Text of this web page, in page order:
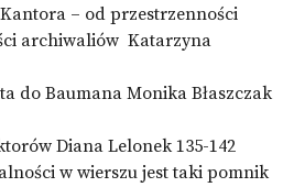
– od przestrzenności
archiwaliów Katarzyna
do Baumana Monika Błaszczak
Diana Lelonek 135-142
w wierszu jest taki pomnik